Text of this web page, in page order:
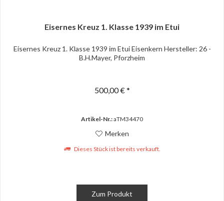
Eisernes Kreuz 1. Klasse 1939 im Etui
Eisernes Kreuz 1. Klasse 1939 im Etui Eisenkern Hersteller: 26 -
B.H.Mayer, Pforzheim
500,00 € *
Artikel-Nr.:aTM34470
Merken
Dieses Stück ist bereits verkauft.
Zum Produkt